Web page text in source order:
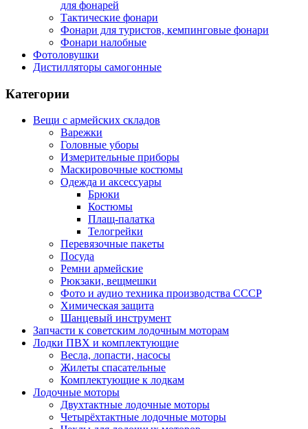
для фонарей
Тактические фонари
Фонари для туристов, кемпинговые фонари
Фонари налобные
Фотоловушки
Дистилляторы самогонные
Категории
Вещи с армейских складов
Варежки
Головные уборы
Измерительные приборы
Маскировочные костюмы
Одежда и аксессуары
Брюки
Костюмы
Плащ-палатка
Телогрейки
Перевязочные пакеты
Посуда
Ремни армейские
Рюкзаки, вещмешки
Фото и аудио техника производства СССР
Химическая защита
Шанцевый инструмент
Запчасти к советским лодочным моторам
Лодки ПВХ и комплектующие
Весла, лопасти, насосы
Жилеты спасательные
Комплектующие к лодкам
Лодочные моторы
Двухтактные лодочные моторы
Четырёхтактные лодочные моторы